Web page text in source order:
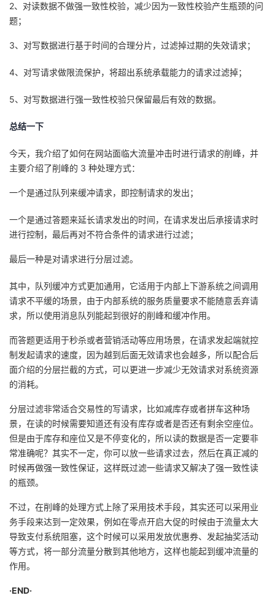
2、对读数据不做强一致性校验，减少因为一致性校验产生瓶颈的问
题；
3、对写数据进行基于时间的合理分片，过滤掉过期的失效请求；
4、对写请求做限流保护，将超出系统承载能力的请求过滤掉；
5、对写数据进行强一致性校验只保留最后有效的数据。
总结一下
今天，我介绍了如何在网站面临大流量冲击时进行请求的削峰，并
主要介绍了削峰的 3 种处理方式：
一个是通过队列来缓冲请求，即控制请求的发出；
一个是通过答题来延长请求发出的时间，在请求发出后承接请求时
进行控制，最后再对不符合条件的请求进行过滤；
最后一种是对请求进行分层过滤。
其中，队列缓冲方式更加通用，它适用于内部上下游系统之间调用
请求不平缓的场景，由于内部系统的服务质量要求不能随意丢弃请
求，所以使用消息队列能起到很好的削峰和缓冲作用。
而答题更适用于秒杀或者营销活动等应用场景，在请求发起端就控
制发起请求的速度，因为越到后面无效请求也会越多，所以配合后
面介绍的分层拦截的方式，可以更进一步减少无效请求对系统资源
的消耗。
分层过滤非常适合交易性的写请求，比如减库存或者拼车这种场
景，在读的时候需要知道还有没有库存或者是否还有剩余空座位。
但是由于库存和座位又是不停变化的，所以读的数据是否一定要非
常准确呢？其实不一定，你可以放一些请求过去，然后在真正减的
时候再做强一致性保证，这样既过滤一些请求又解决了强一致性读
的瓶颈。
不过，在削峰的处理方式上除了采用技术手段，其实还可以采用业
务手段来达到一定效果，例如在零点开启大促的时候由于流量太大
导致支付系统阻塞，这个时候可以采用发放优惠券、发起抽奖活动
等方式，将一部分流量分散到其他地方，这样也能起到缓冲流量的
作用。
·END·